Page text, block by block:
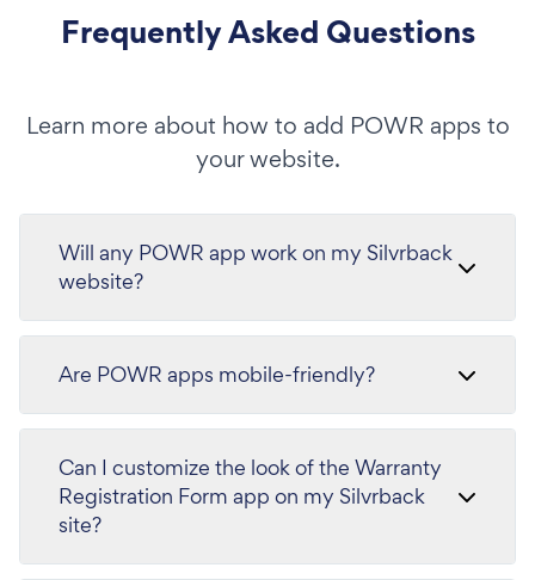
Frequently Asked Questions
Learn more about how to add POWR apps to
your website.
Will any POWR app work on my Silvrback
website?
Are POWR apps mobile-friendly?
Can I customize the look of the Warranty
Registration Form app on my Silvrback
site?